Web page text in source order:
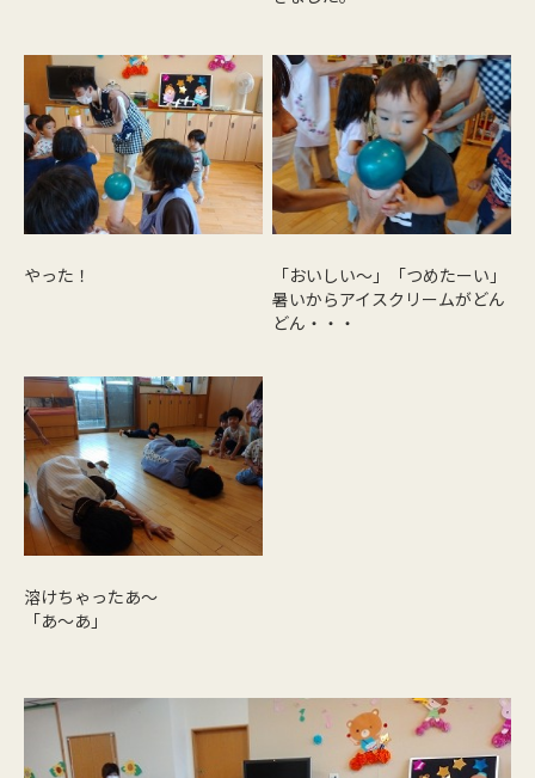
やった！
「おいしい～」「つめたーい」
暑いからアイスクリームがどん
どん・・・
溶けちゃったあ～
「あ～あ」